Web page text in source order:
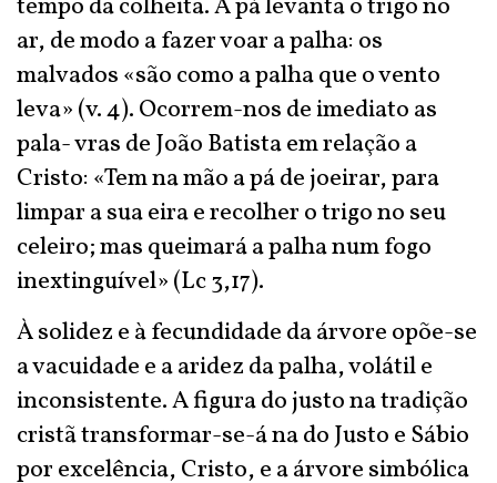
tempo da colheita. A pá levanta o trigo no
ar, de modo a fazer voar a palha: os
malvados «são como a palha que o vento
leva» (v. 4). Ocorrem-nos de imediato as
pala- vras de João Batista em relação a
Cristo: «Tem na mão a pá de joeirar, para
limpar a sua eira e recolher o trigo no seu
celeiro; mas queimará a palha num fogo
inextinguível» (Lc 3,17).
À solidez e à fecundidade da árvore opõe-se
a vacuidade e a aridez da palha, volátil e
inconsistente. A figura do justo na tradição
cristã transformar-se-á na do Justo e Sábio
por excelência, Cristo, e a árvore simbólica